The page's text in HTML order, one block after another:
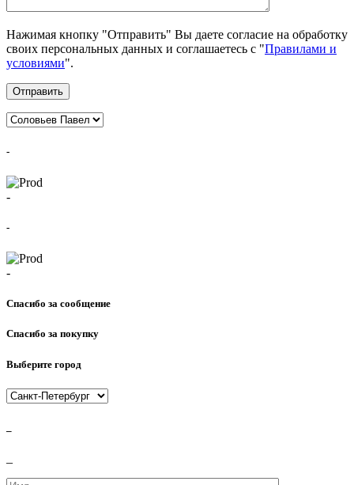
Нажимая кнопку "Отправить" Вы даете согласие на обработку
своих персональных данных и соглашаетесь с "Правилами и
условиями".
Отправить
-
-
-
-
Спасибо за сообщение
Спасибо за покупку
Выберите город